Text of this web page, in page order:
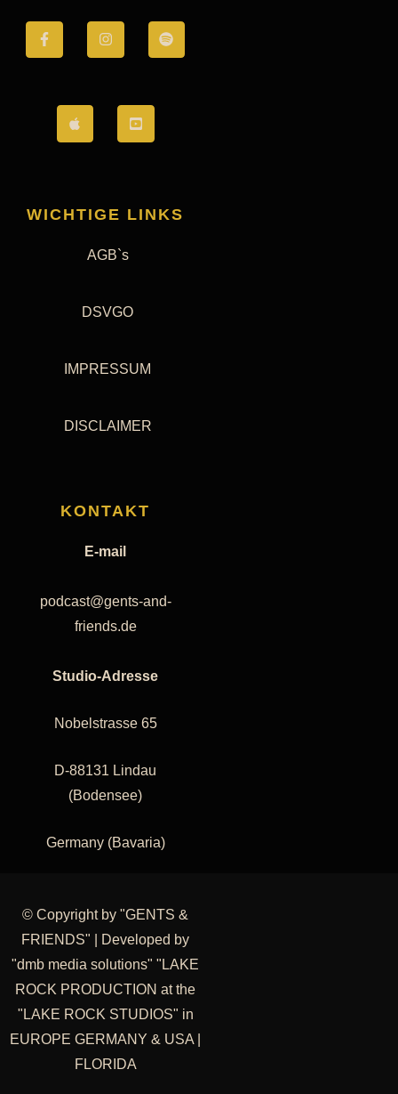
WICHTIGE LINKS
AGB`s
DSVGO
IMPRESSUM
DISCLAIMER
KONTAKT
E-mail
podcast@gents-and-
friends.de
Studio-Adresse
Nobelstrasse 65
D-88131 Lindau
(Bodensee)
Germany (Bavaria)
© Copyright by "GENTS &
FRIENDS" | Developed by
"dmb media solutions" "LAKE
ROCK PRODUCTION at the
"LAKE ROCK STUDIOS" in
EUROPE GERMANY & USA |
FLORIDA